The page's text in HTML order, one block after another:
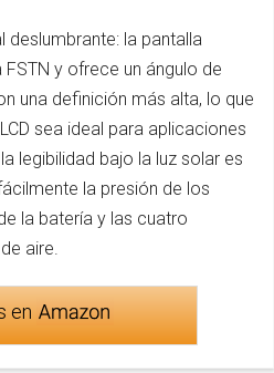
deslumbrante: la pantalla
y ofrece un ángulo de
una definición más alta, lo que
sea ideal para aplicaciones
legibilidad bajo la luz solar es
la presión de los
la batería y las cuatro
aire.
en